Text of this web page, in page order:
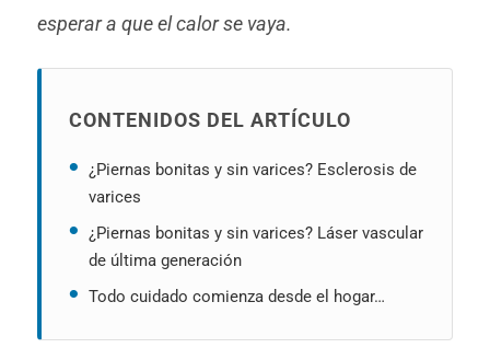
esperar a que el calor se vaya.
CONTENIDOS DEL ARTÍCULO
¿Piernas bonitas y sin varices? Esclerosis de
varices
¿Piernas bonitas y sin varices? Láser vascular
de última generación
Todo cuidado comienza desde el hogar…